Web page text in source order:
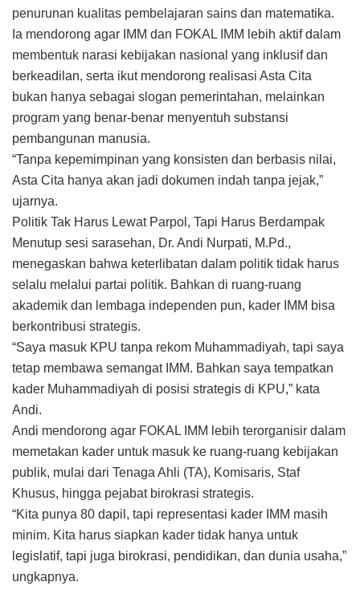
penurunan kualitas pembelajaran sains dan matematika.
Ia mendorong agar IMM dan FOKAL IMM lebih aktif dalam
membentuk narasi kebijakan nasional yang inklusif dan
berkeadilan, serta ikut mendorong realisasi Asta Cita
bukan hanya sebagai slogan pemerintahan, melainkan
program yang benar-benar menyentuh substansi
pembangunan manusia.
“Tanpa kepemimpinan yang konsisten dan berbasis nilai,
Asta Cita hanya akan jadi dokumen indah tanpa jejak,”
ujarnya.
Politik Tak Harus Lewat Parpol, Tapi Harus Berdampak
Menutup sesi sarasehan, Dr. Andi Nurpati, M.Pd.,
menegaskan bahwa keterlibatan dalam politik tidak harus
selalu melalui partai politik. Bahkan di ruang-ruang
akademik dan lembaga independen pun, kader IMM bisa
berkontribusi strategis.
“Saya masuk KPU tanpa rekom Muhammadiyah, tapi saya
tetap membawa semangat IMM. Bahkan saya tempatkan
kader Muhammadiyah di posisi strategis di KPU,” kata
Andi.
Andi mendorong agar FOKAL IMM lebih terorganisir dalam
memetakan kader untuk masuk ke ruang-ruang kebijakan
publik, mulai dari Tenaga Ahli (TA), Komisaris, Staf
Khusus, hingga pejabat birokrasi strategis.
“Kita punya 80 dapil, tapi representasi kader IMM masih
minim. Kita harus siapkan kader tidak hanya untuk
legislatif, tapi juga birokrasi, pendidikan, dan dunia usaha,”
ungkapnya.